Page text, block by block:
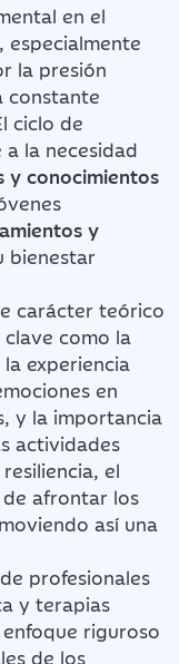
en el
la presión
constante
ciclo de
la necesidad
y conocimientos
y
bienestar
carácter teórico
como la
experiencia
en
y la importancia
actividades
el
afrontar los
así una
profesionales
y terapias
riguroso
de los